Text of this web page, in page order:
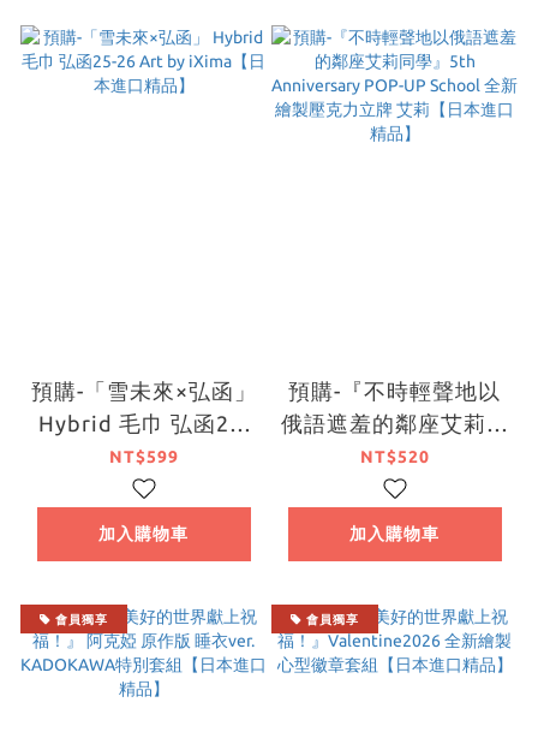
預購-「雪未來×弘函」
Hybrid 毛巾 弘函25-
26 Art by iXima【日
本進口精品】
NT$599
加入購物車
預購-『不時輕聲地以
俄語遮羞的鄰座艾莉同
學』5th Anniversary
POP-UP School 全新
繪製壓克力立牌 艾莉
NT$520
加入購物車
會員獨享 會員獨享